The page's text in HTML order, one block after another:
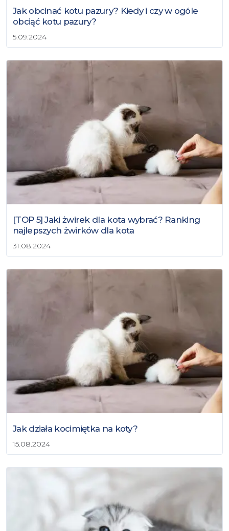
Jak obcinać kotu pazury? Kiedy i czy w ogóle
obciąć kotu pazury?
5.09.2024
[TOP 5] Jaki żwirek dla kota wybrać? Ranking
najlepszych żwirków dla kota
31.08.2024
Jak działa kocimiętka na koty?
15.08.2024